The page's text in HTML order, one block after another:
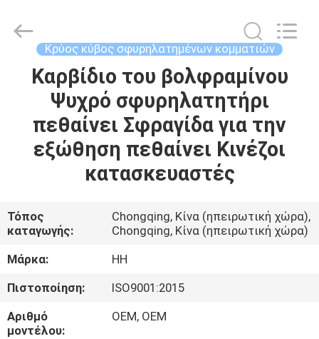
ΣΠΊΤΙ
ΠΡΟΪΌΝΤΑ
ΒΊΝΤΕΟ
ΠΕΡΊΠΟΥ
ΕΜΕΊΣ
ΓΎΡΟΣ
ΕΡΓΟΣΤΑΣΊΩΝ
Κρύος κύβος σφυρηλατημένων κομματιών
Καρβίδιο του βολφραμίνου
Ψυχρό σφυρηλατητήρι
πεθαίνει Σφραγίδα για την
εξώθηση πεθαίνει Κινέζοι
κατασκευαστές
Τόπος
καταγωγής:
Chongqing, Κίνα (ηπειρωτική χώρα),
Chongqing, Κίνα (ηπειρωτική χώρα)
Μάρκα:
HH
Πιστοποίηση:
ISO9001:2015
Αριθμό
μοντέλου:
OEM, OEM